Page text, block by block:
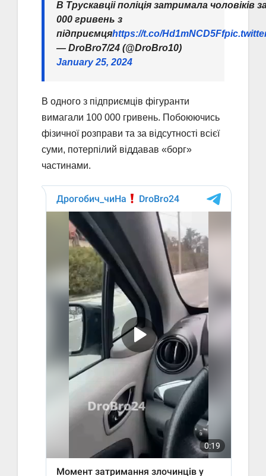
В Трускавціі поліція затримала чоловіків
000 гривень з
підприємцяhttps://t.co/Hd1mNCD5Ff
— DroBro7/24 (@DroBro10)
January 25, 2024
В одного з підприємців фігуранти
вимагали 100 000 гривень. Побоюючись
фізичної розправи та за відсутності всієї
суми, потерпілий віддавав «борг»
частинами.